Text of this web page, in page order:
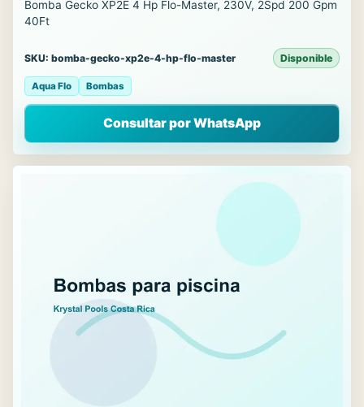
Bomba Gecko XP2E 4 Hp Flo-Master, 230V, 2Spd 200 Gpm
40Ft
SKU: bomba-gecko-xp2e-4-hp-flo-master Disponible
Aqua Flo Bombas
Consultar por WhatsApp